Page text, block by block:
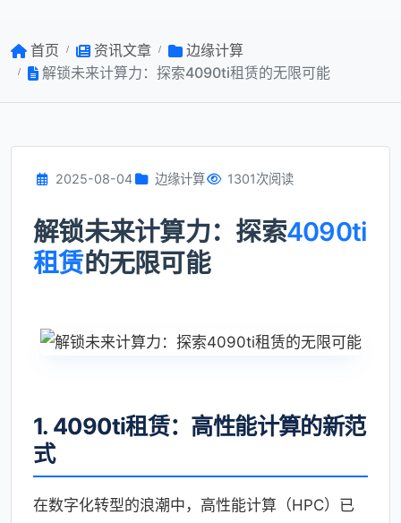
首页 资讯文章
边缘计算
解锁未来计算力：探索4090ti租赁的无限可能
2025-08-04 边缘计算 1301次阅读
解锁未来计算力：探索4090ti
租赁的无限可能
1. 4090ti租赁：高性能计算的新范
式
在数字化转型的浪潮中，高性能计算（HPC）已